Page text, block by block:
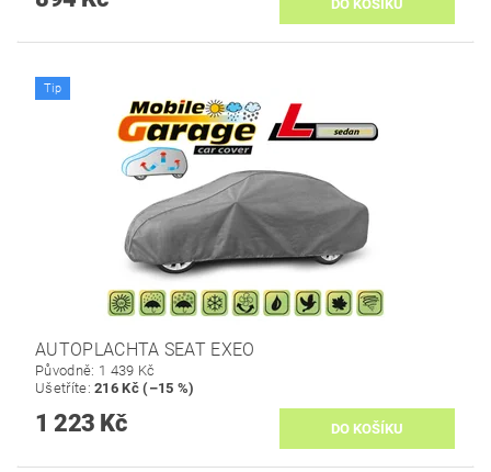
Tip
AUTOPLACHTA SEAT EXEO
Původně: 1 439 Kč
Ušetříte:216 Kč (–15 %)
1 223 Kč